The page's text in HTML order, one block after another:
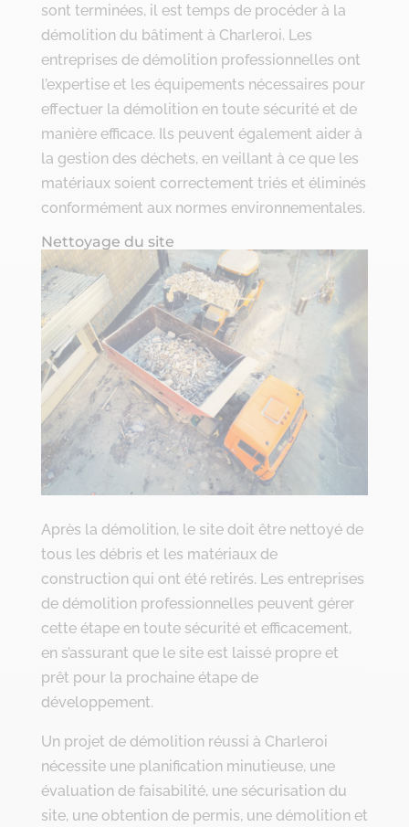
sont terminées, il est temps de procéder à la
démolition du bâtiment à Charleroi. Les
entreprises de démolition professionnelles ont
l’expertise et les équipements nécessaires pour
effectuer la démolition en toute sécurité et de
manière efficace. Ils peuvent également aider à
la gestion des déchets, en veillant à ce que les
matériaux soient correctement triés et éliminés
conformément aux normes environnementales.
Nettoyage du site
Après la démolition, le site doit être nettoyé de
tous les débris et les matériaux de
construction qui ont été retirés. Les entreprises
de démolition professionnelles peuvent gérer
cette étape en toute sécurité et efficacement,
en s’assurant que le site est laissé propre et
prêt pour la prochaine étape de
développement.
Un projet de démolition réussi à Charleroi
nécessite une planification minutieuse, une
évaluation de faisabilité, une sécurisation du
site, une obtention de permis, une démolition et